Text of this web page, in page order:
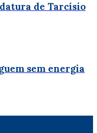
de Tarcísio
sem energia